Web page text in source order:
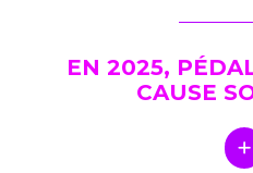
EN 2025,
CAUSE